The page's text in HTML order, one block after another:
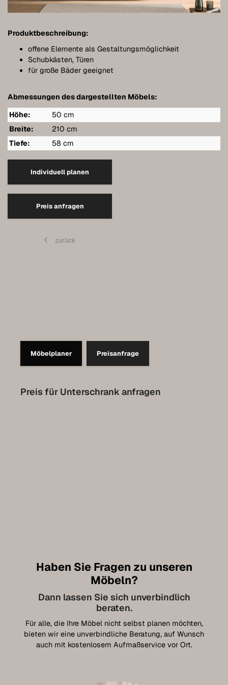
Produktbeschreibung:
offene Elemente als Gestaltungsmöglichkeit
Schubkästen, Türen
für große Bäder geeignet
Abmessungen des dargestellten Möbels:
Höhe:
50 cm
Breite:
210 cm
Tiefe:
58 cm
Individuell planen
Preis anfragen
zurück
Möbelplaner Preisanfrage
Preis für Unterschrank anfragen
Haben Sie Fragen zu unseren
Möbeln?
Dann lassen Sie sich unverbindlich
beraten.
Für alle, die Ihre Möbel nicht selbst planen möchten,
bieten wir eine unverbindliche Beratung, auf Wunsch
auch mit kostenlosem Aufmaßservice vor Ort.
Möbel individuell planen
Möbel unter Dachschrägen
Hängeboards
Kommoden
Regale
Sideboards
Wandschränke
Referenzen